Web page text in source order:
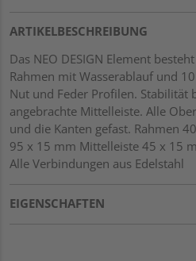
ARTIKELBESCHREIBUNG
Das NEO DESIGN Element
Rahmen mit Wasserablauf und
Nut und Feder Profilen. Stabilität
angebrachte Mittelleiste. Alle
und die Kanten gefast. Rahmen
95 x 15 mm Mittelleiste 45 x 15
Alle Verbindungen aus Edelstahl
EIGENSCHAFTEN